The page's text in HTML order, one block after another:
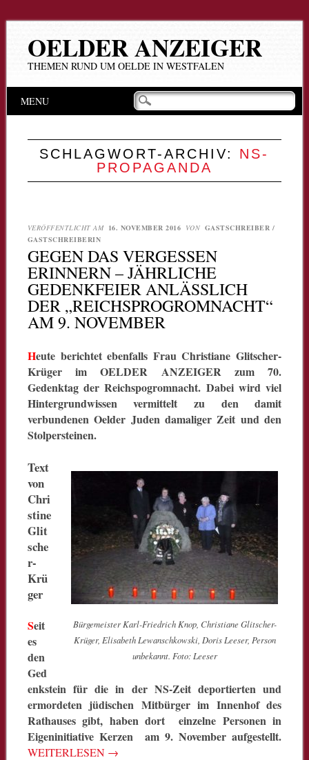
OELDER ANZEIGER
THEMEN RUND UM OELDE IN WESTFALEN
Hauptmenü
Inhalt
MENU
SCHLAGWORT-ARCHIV: NS-
PROPAGANDA
VERÖFFENTLICHT AM 16. NOVEMBER 2016 VON GASTSCHREIBER /
GASTSCHREIBERIN
GEGEN DAS VERGESSEN
ERINNERN – JÄHRLICHE
GEDENKFEIER ANLÄSSLICH
DER „REICHSPROGROMNACHT“
AM 9. NOVEMBER
Heute berichtet ebenfalls Frau Christiane Glitscher-
Krüger im OELDER ANZEIGER zum 70.
Gedenktag der Reichspogromnacht. Dabei wird viel
Hintergrundwissen vermittelt zu den damit
verbundenen Oelder Juden damaliger Zeit und den
Stolpersteinen.
Bürgemeister Karl-Friedrich Knop, Christiane Glitscher-
Krüger, Elisabeth Lewanschkowski, Doris Leeser, Person
unbekannt. Foto: Leeser
Text
von
Chri
stine
Glit
sche
r-
Krü
ger
Seit
es
den
Ged
enkstein für die in der NS-Zeit deportierten und
ermordeten jüdischen Mitbürger im Innenhof des
Rathauses gibt, haben dort einzelne Personen in
Eigeninitiative Kerzen am 9. November aufgestellt.
WEITERLESEN →